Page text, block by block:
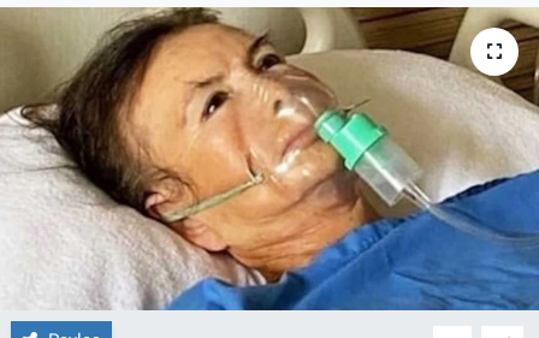
Ege Saati
Ege'den Esintiler
Eğitim
Eğlence
Ekonomi
Forum
Yayın Akışı
İletişim
Haber Arşivi